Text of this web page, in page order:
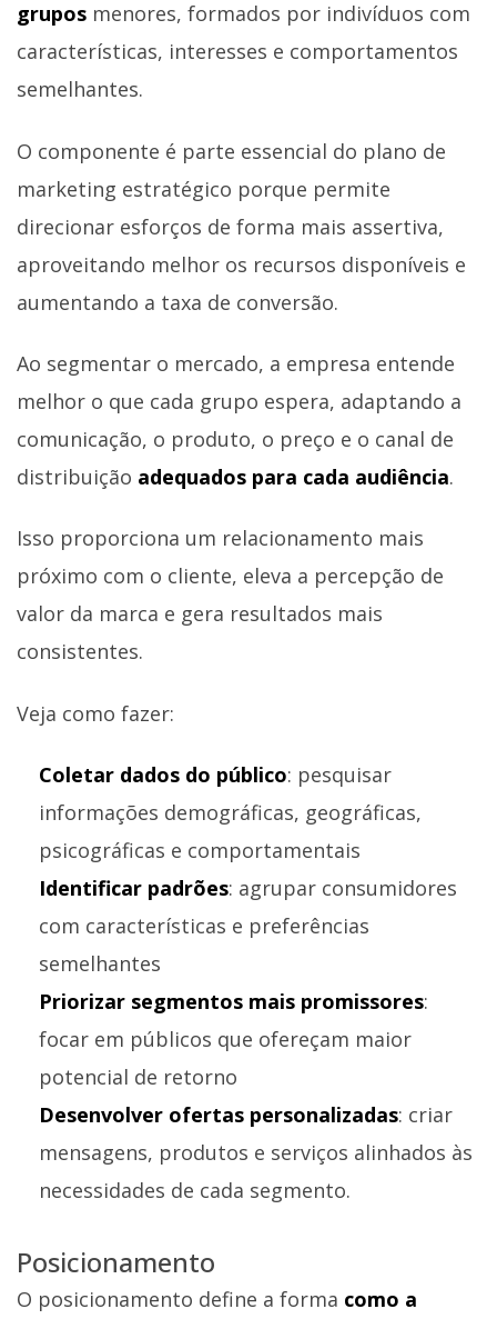
grupos menores, formados por indivíduos com
características, interesses e comportamentos
semelhantes.
O componente é parte essencial do plano de
marketing estratégico porque permite
direcionar esforços de forma mais assertiva,
aproveitando melhor os recursos disponíveis e
aumentando a taxa de conversão.
Ao segmentar o mercado, a empresa entende
melhor o que cada grupo espera, adaptando a
comunicação, o produto, o preço e o canal de
distribuição adequados para cada audiência.
Isso proporciona um relacionamento mais
próximo com o cliente, eleva a percepção de
valor da marca e gera resultados mais
consistentes.
Veja como fazer:
Coletar dados do público: pesquisar
informações demográficas, geográficas,
psicográficas e comportamentais
Identificar padrões: agrupar consumidores
com características e preferências
semelhantes
Priorizar segmentos mais promissores:
focar em públicos que ofereçam maior
potencial de retorno
Desenvolver ofertas personalizadas: criar
mensagens, produtos e serviços alinhados às
necessidades de cada segmento.
Posicionamento
O posicionamento define a forma como a